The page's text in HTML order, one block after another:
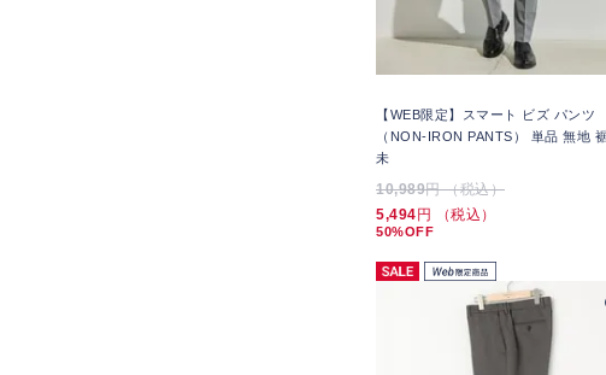
【WEB限定】スマート ビズ パンツ
（NON-IRON PANTS） 単品 無地
未
10,989円 （税込）
5,494 円 （税込）
50%OFF